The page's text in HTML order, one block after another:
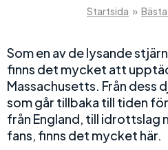
Startsida »
Som en av de lysande
finns det mycket att
Massachusetts. Från dess
som går tillbaka till tiden
från England, till idrottslag
fans, finns det mycket här.